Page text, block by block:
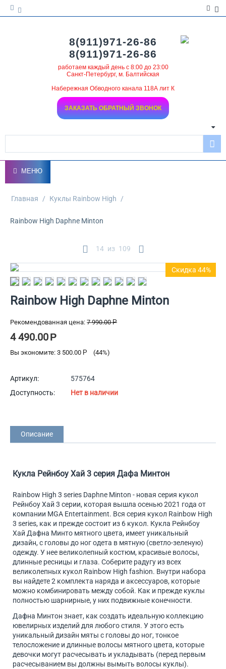
8(911)971-26-86
8(911)971-26-86
работаем каждый день с 8:00 до 23:00
Санкт-Петербург, м. Балтийская
Набережная Обводного канала 118А лит К
ЗАКАЗАТЬ ОБРАТНЫЙ ЗВОНОК
МЕНЮ
Главная / Куклы Rainbow High /
Rainbow High Daphne Minton
14 из 109
Скидка 44%
Rainbow High Daphne Minton
Рекомендованная цена: 7 990.00 Р
4 490.00Р
Вы экономите: 3 500.00 Р (44%)
Артикул:
575764
Доступность:
Нет в наличии
Описание
Кукла Рейнбоу Хай 3 серия Дафа Минтон
Rainbow High 3 series Daphne Minton - новая серия кукол
Рейнбоу Хай 3 серии, которая вышла осенью 2021 года от
компании MGA Entertainment. Вся серия кукол Rainbow High
3 series, как и прежде состоит из 6 кукол. Кукла Рейнбоу
Хай Дафна Минто мятного цвета, имеет уникальный
дизайн, с головы до ног одета в мятную (светло-зеленую)
одежду. У нее великолепный костюм, красивые волосы,
длинные ресницы и глаза. Соберите радугу из всех
великолепных кукол Rainbow High fashion. Внутри набора
вы найдете 2 комплекта наряда и аксессуаров, которые
можно комбинировать между собой. Как и прежде куклы
полностью шарнирные, у них подвижные конечности.
Дафна Минтон знает, как создать идеальную коллекцию
ювелирных изделий для любого стиля. У этого есть
уникальный дизайн мяты с головы до ног, тонкое
телосложение и длинные волосы мятного цвета, которые
девочки могут расчесывать и укладывать (перед первым
расчесыванием вы должны вымыть волосы куклы).